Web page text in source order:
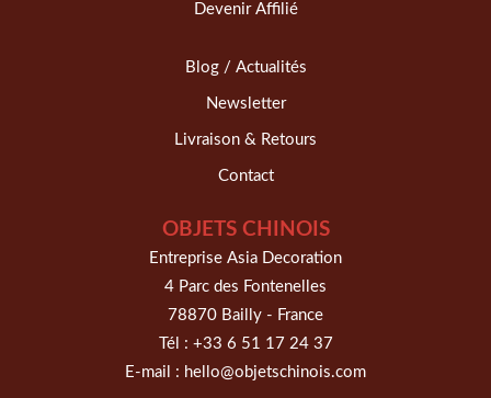
Devenir Affilié
Blog / Actualités
Newsletter
Livraison & Retours
Contact
OBJETS CHINOIS
Entreprise Asia Decoration
4 Parc des Fontenelles
78870 Bailly - France
Tél : +33 6 51 17 24 37
E-mail : hello@objetschinois.com